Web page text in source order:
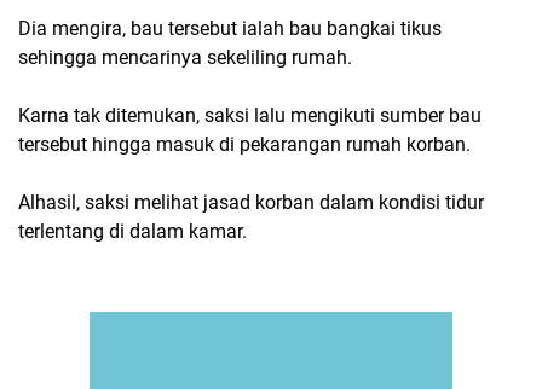
Dia mengira, bau tersebut ialah bau bangkai tikus
sehingga mencarinya sekeliling rumah.
Karna tak ditemukan, saksi lalu mengikuti sumber bau
tersebut hingga masuk di pekarangan rumah korban.
Alhasil, saksi melihat jasad korban dalam kondisi tidur
terlentang di dalam kamar.